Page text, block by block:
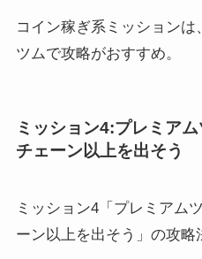
コイン稼ぎ系ミッション
ツムで攻略がおすすめ。
ミッション4:プレミア
チェーン以上を出そう
ミッション4「プレミアム
ーン以上を出そう」の攻略